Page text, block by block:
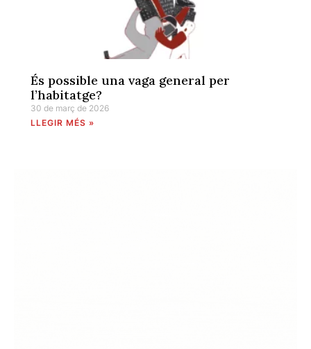
És possible una vaga general per
l’habitatge?
30 de març de 2026
LLEGIR MÉS »